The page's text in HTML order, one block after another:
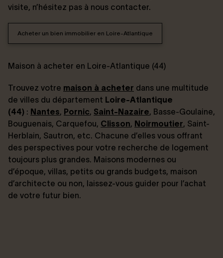
visite, n’hésitez pas à nous contacter.
Acheter un bien immobilier en Loire-Atlantique
Maison à acheter en Loire-Atlantique (44)
Trouvez votre maison à acheter dans une multitude
de villes du département Loire-Atlantique
(44) : Nantes, Pornic, Saint-Nazaire, Basse-Goulaine,
Bouguenais, Carquefou, Clisson, Noirmoutier, Saint-
Herblain, Sautron, etc. Chacune d’elles vous offrant
des perspectives pour votre recherche de logement
toujours plus grandes. Maisons modernes ou
d’époque, villas, petits ou grands budgets, maison
d’architecte ou non, laissez-vous guider pour l’achat
de votre futur bien.